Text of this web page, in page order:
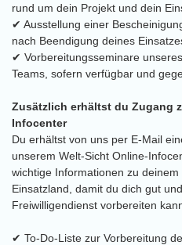
rund um dein Projekt und dein
✔ Ausstellung einer
nach Beendigung deines
✔ Vorbereitungsseminare
Teams, sofern verfügbar und
Zusätzlich erhältst du Zugang
Infocenter
Du erhältst von uns per E-Mail
unserem Welt-Sicht Online-
wichtige Informationen zu
Einsatzland, damit du dich gut
Freiwilligendienst vorbereiten
✔ To-Do-Liste zur Vorbereitung